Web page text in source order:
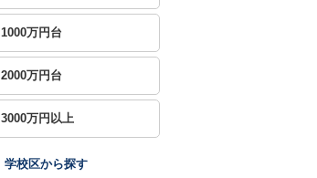
1000万円台
2000万円台
3000万円以上
学校区から探す